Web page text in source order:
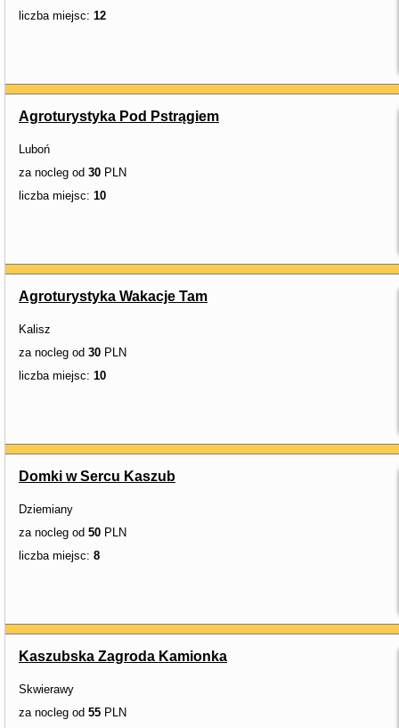
liczba miejsc: 12
Agroturystyka Pod Pstrągiem
Luboń
za nocleg od 30 PLN
liczba miejsc: 10
Agroturystyka Wakacje Tam
Kalisz
za nocleg od 30 PLN
liczba miejsc: 10
Domki w Sercu Kaszub
Dziemiany
za nocleg od 50 PLN
liczba miejsc: 8
Kaszubska Zagroda Kamionka
Skwierawy
za nocleg od 55 PLN